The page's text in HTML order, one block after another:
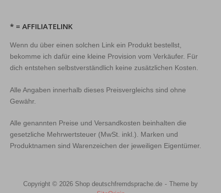
* = AFFILIATELINK
Wenn du über einen solchen Link ein Produkt bestellst,
bekomme ich dafür eine kleine Provision vom Verkäufer. Für
dich entstehen selbstverständlich keine zusätzlichen Kosten.
Alle Angaben innerhalb dieses Preisvergleichs sind ohne
Gewähr.
Alle genannten Preise und Versandkosten beinhalten die
gesetzliche Mehrwertsteuer (MwSt. inkl.). Marken und
Produktnamen sind Warenzeichen der jeweiligen Eigentümer.
Copyright © 2026 Shop deutschfremdsprache.de
Theme by